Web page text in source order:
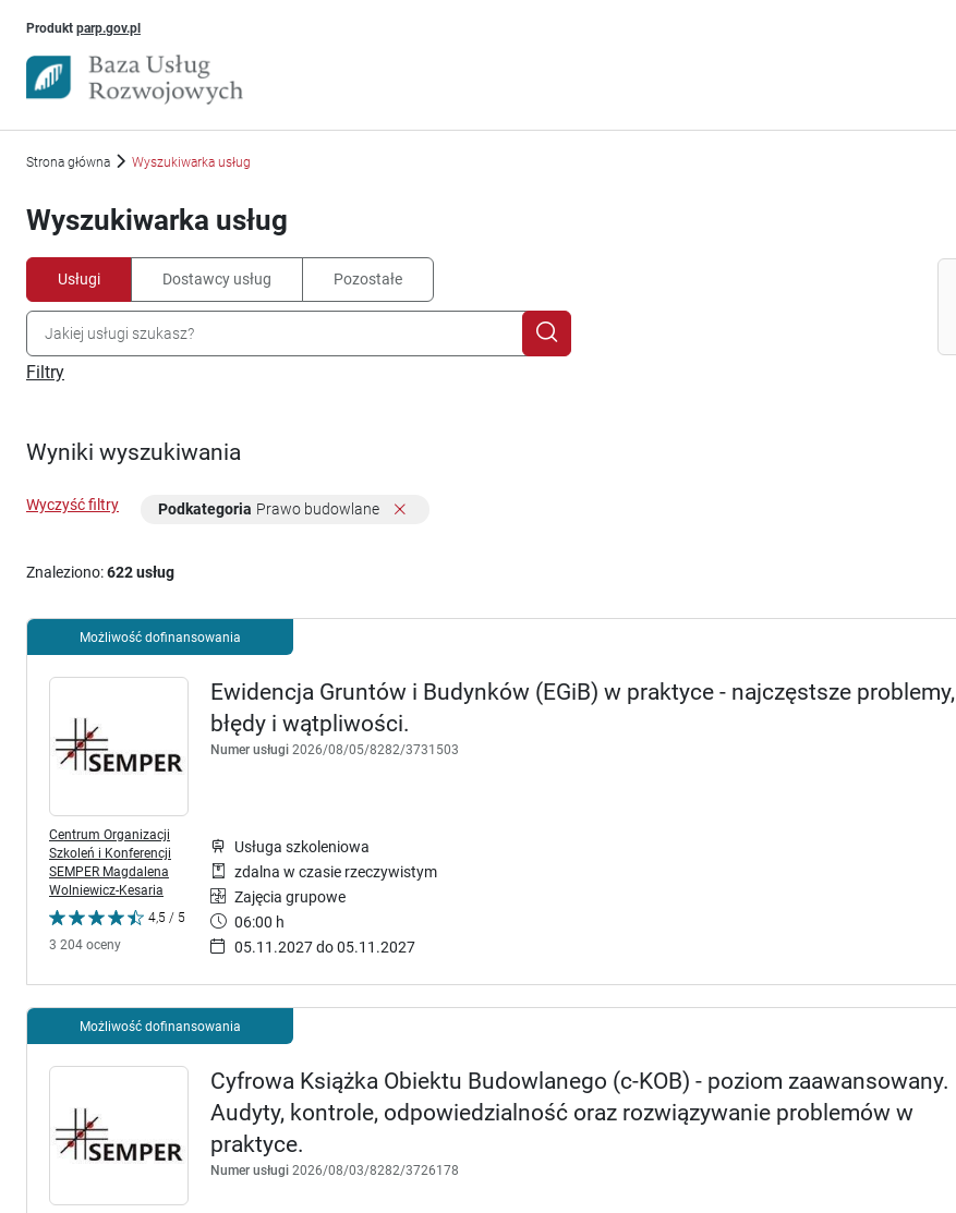
Produkt parp.gov.plUwaga, link otworzy się w nowym oknie
Strona główna Wyszukiwarka usług
Wyszukiwarka usług
Usługi Dostawcy usług Pozostałe
Filtry
Wyniki wyszukiwania
Wyczyść filtry Podkategoria Prawo budowlane
Znaleziono:622 usług
Możliwość dofinansowania
Ewidencja Gruntów i Budynków (EGiB) w praktyce - najczęstsze problemy,
błędy i wątpliwości.
Numer usługi 2026/08/05/8282/3731503
Centrum Organizacji
Szkoleń i Konferencji
SEMPER Magdalena
Wolniewicz-Kesaria
4,5 / 5
3 204 oceny
Usługa szkoleniowa
zdalna w czasie rzeczywistym
Zajęcia grupowe
06:00 h
05.11.2027 do 05.11.2027
Możliwość dofinansowania
Cyfrowa Książka Obiektu Budowlanego (c-KOB) - poziom zaawansowany.
Audyty, kontrole, odpowiedzialność oraz rozwiązywanie problemów w
praktyce.
Numer usługi 2026/08/03/8282/3726178